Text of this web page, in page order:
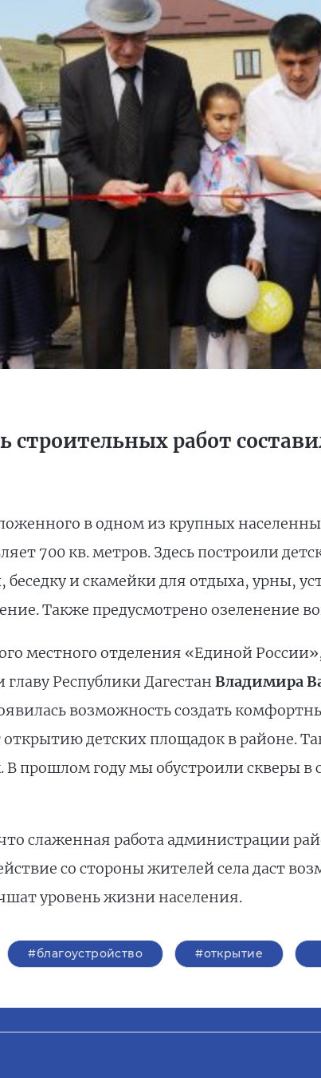
строительных работ
в одном из крупных
700 кв. метров. Здесь построили
и скамейки для отдыха, урны,
Также предусмотрено озеленение
местного отделения «Единой
Республики Дагестан Владимира
возможность создать
детских площадок в районе.
В прошлом году мы обустроили скверы
слаженная работа администрации
со стороны жителей села даст
уровень жизни населения.
#благоустройство #открытие